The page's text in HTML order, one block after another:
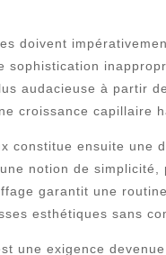
doivent
sophistication
audacieuse à partir
croissance capillaire
constitue ensuite
notion de
garantit une
esthétiques sans
une exigence